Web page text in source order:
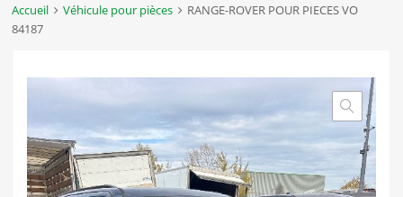
Accueil Véhicule pour pièces
RANGE-ROVER POUR PIECES VO
84187